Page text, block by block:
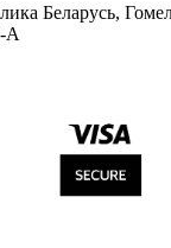
Беларусь,
А